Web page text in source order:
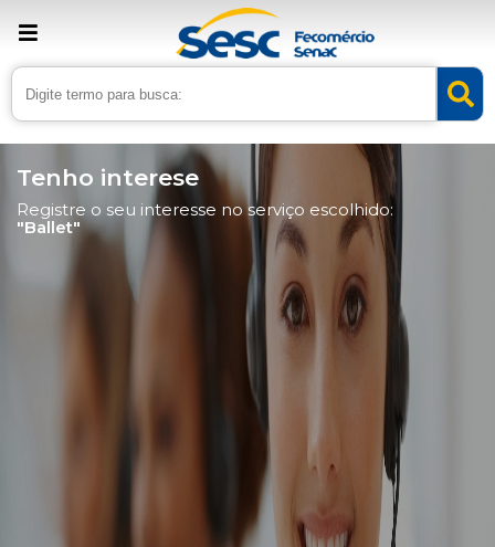
Tenho interese
Registre o seu interesse no serviço escolhido:
"Ballet"